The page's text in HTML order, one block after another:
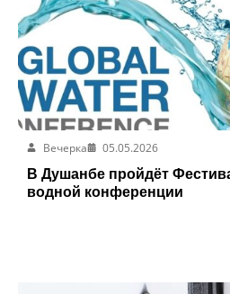
Вечерка
05.05.2026
В Душанбе пройдёт
водной конференции